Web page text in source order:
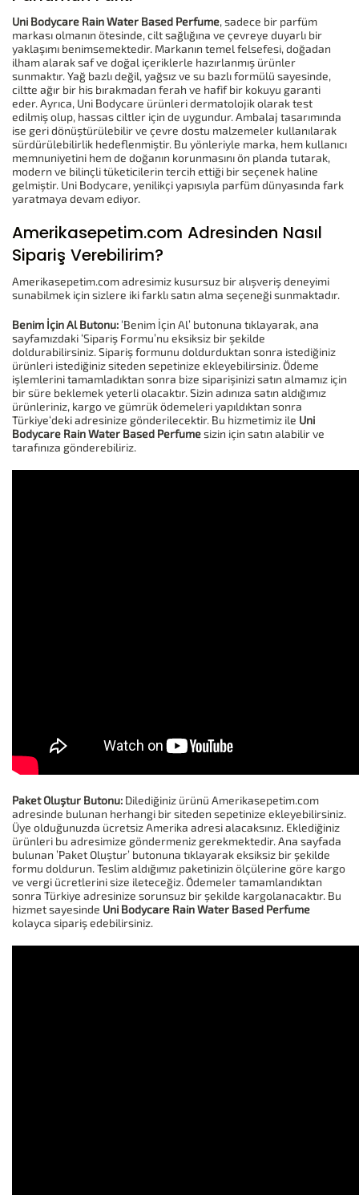
Uni Bodycare Rain Water Based Perfume, sadece bir parfüm
markası olmanın ötesinde, cilt sağlığına ve çevreye duyarlı bir
yaklaşımı benimsemektedir. Markanın temel felsefesi, doğadan
ilham alarak saf ve doğal içeriklerle hazırlanmış ürünler
sunmaktır. Yağ bazlı değil, yağsız ve su bazlı formülü sayesinde,
ciltte ağır bir his bırakmadan ferah ve hafif bir kokuyu garanti
eder. Ayrıca, Uni Bodycare ürünleri dermatolojik olarak test
edilmiş olup, hassas ciltler için de uygundur. Ambalaj tasarımında
ise geri dönüştürülebilir ve çevre dostu malzemeler kullanılarak
sürdürülebilirlik hedeflenmiştir. Bu yönleriyle marka, hem kullanıcı
memnuniyetini hem de doğanın korunmasını ön planda tutarak,
modern ve bilinçli tüketicilerin tercih ettiği bir seçenek haline
gelmiştir. Uni Bodycare, yenilikçi yapısıyla parfüm dünyasında fark
yaratmaya devam ediyor.
Amerikasepetim.com Adresinden Nasıl
Sipariş Verebilirim?
Amerikasepetim.com adresimiz kusursuz bir alışveriş deneyimi
sunabilmek için sizlere iki farklı satın alma seçeneği sunmaktadır.
Benim İçin Al Butonu: ‘Benim İçin Al’ butonuna tıklayarak, ana
sayfamızdaki ‘Sipariş Formu’nu eksiksiz bir şekilde
doldurabilirsiniz. Sipariş formunu doldurduktan sonra istediğiniz
ürünleri istediğiniz siteden sepetinize ekleyebilirsiniz. Ödeme
işlemlerini tamamladıktan sonra bize siparişinizi satın almamız için
bir süre beklemek yeterli olacaktır. Sizin adınıza satın aldığımız
ürünleriniz, kargo ve gümrük ödemeleri yapıldıktan sonra
Türkiye‘deki adresinize gönderilecektir. Bu hizmetimiz ile Uni
Bodycare Rain Water Based Perfumesizin için satın alabilir ve
tarafınıza gönderebiliriz.
Paket Oluştur Butonu: Dilediğiniz ürünü Amerikasepetim.com
adresinde bulunan herhangi bir siteden sepetinize ekleyebilirsiniz.
Üye olduğunuzda ücretsiz Amerika adresi alacaksınız. Eklediğiniz
ürünleri bu adresimize göndermeniz gerekmektedir. Ana sayfada
bulunan ’Paket Oluştur’ butonuna tıklayarak eksiksiz bir şekilde
formu doldurun. Teslim aldığımız paketinizin ölçülerine göre kargo
ve vergi ücretlerini size ileteceğiz. Ödemeler tamamlandıktan
sonra Türkiye adresinize sorunsuz bir şekilde kargolanacaktır. Bu
hizmet sayesinde Uni Bodycare Rain Water Based Perfume
kolayca sipariş edebilirsiniz.